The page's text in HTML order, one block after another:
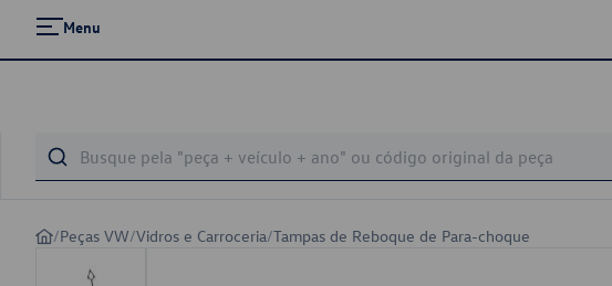
Menu
/Peças VW/Vidros e Carroceria/Tampas de Reboque de Para-choque